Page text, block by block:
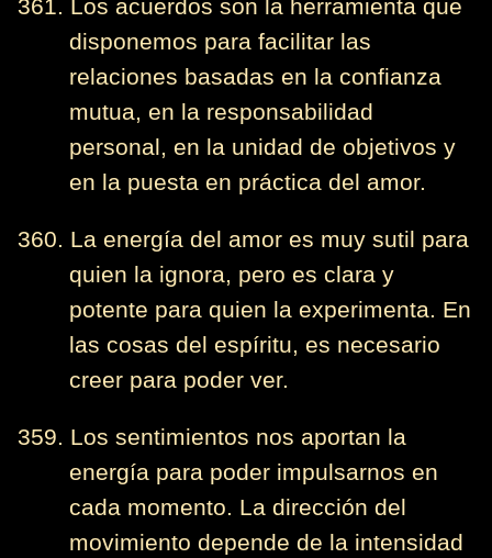
361. Los acuerdos son la herramienta que
disponemos para facilitar las
relaciones basadas en la confianza
mutua, en la responsabilidad
personal, en la unidad de objetivos y
en la puesta en práctica del amor.
360. La energía del amor es muy sutil para
quien la ignora, pero es clara y
potente para quien la experimenta. En
las cosas del espíritu, es necesario
creer para poder ver.
359. Los sentimientos nos aportan la
energía para poder impulsarnos en
cada momento. La dirección del
movimiento depende de la intensidad